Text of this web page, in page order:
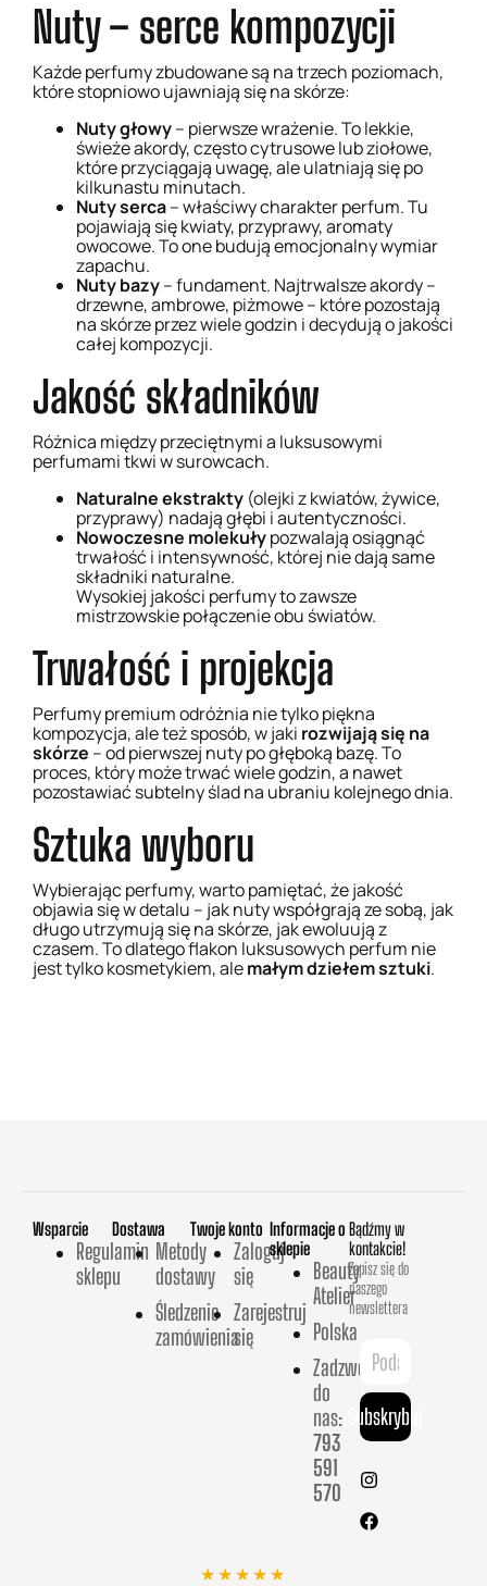
Nuty – serce kompozycji
Każde perfumy zbudowane są na trzech poziomach,
które stopniowo ujawniają się na skórze:
Nuty głowy– pierwsze wrażenie. To lekkie,
świeże akordy, często cytrusowe lub ziołowe,
które przyciągają uwagę, ale ulatniają się po
kilkunastu minutach.
Nuty serca– właściwy charakter perfum. Tu
pojawiają się kwiaty, przyprawy, aromaty
owocowe. To one budują emocjonalny wymiar
zapachu.
Nuty bazy– fundament. Najtrwalsze akordy –
drzewne, ambrowe, piżmowe – które pozostają
na skórze przez wiele godzin i decydują o jakości
całej kompozycji.
Jakość składników
Różnica między przeciętnymi a luksusowymi
perfumami tkwi w surowcach.
Naturalne ekstrakty (olejki z kwiatów, żywice,
przyprawy) nadają głębi i autentyczności.
Nowoczesne molekułypozwalają osiągnąć
trwałość i intensywność, której nie dają same
składniki naturalne.
Wysokiej jakości perfumy to zawsze
mistrzowskie połączenie obu światów.
Trwałość i projekcja
Perfumy premium odróżnia nie tylko piękna
kompozycja, ale też sposób, w jaki rozwijają się na
skórze – od pierwszej nuty po głęboką bazę. To
proces, który może trwać wiele godzin, a nawet
pozostawiać subtelny ślad na ubraniu kolejnego dnia.
Sztuka wyboru
Wybierając perfumy, warto pamiętać, że jakość
objawia się w detalu – jak nuty współgrają ze sobą, jak
długo utrzymują się na skórze, jak ewoluują z
czasem. To dlatego flakon luksusowych perfum nie
jest tylko kosmetykiem, alemałym dziełem sztuki.
Wsparcie
Regulamin
sklepu
Dostawa
Metody
dostawy
Śledzenie
zamówienia
Twoje konto
Zaloguj
się
Zarejestruj
się
Informacje o
sklepie
Beauty
Atelier
Polska
Zadzwoń
do
nas:
793
591
570
Bądźmy w
kontakcie!
Zapisz się do
naszego
newslettera
Subskrybuj
★★★★★
×
Dołącz do Points Club
Zarejestruj się, zbieraj punkty i odbieraj
ekskluzywne rabaty!
Imię *
Nazwisko *
Adres e-mail *
Płeć
Kobieta Mężczyzna
Zgody formalne:
Zgadzam się na udział w Programie
Lojalnościowym Points Club i
akceptuję Regulamin. *
Wyrażam zgodę na otrzymywanie
informacji o zbieranych punktach
oraz ofert promocyjnych drogą
Zarejestruj się i odbierz
bonus
Sprawdź więcej wyników
Promocja!
Zapach Damski Stężenie VIP
19,99zł– 36,58zł
Wybierz opcje
Promocja!
Beaty Atelier – Nr. 408
22,99zł –44,99
Wybierz opcje
Promocja!
Zapach Męski Stężenie VIP
19,99zł– 36,58zł
Wybierz opcje
Inspirowany: Black XS for Her –
Wybierz opcje